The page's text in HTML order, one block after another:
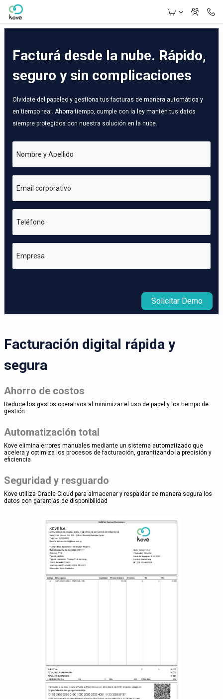
Skip to Main Content
Facturá desde la nube. Rápido,
seguro y sin complicaciones
Olvidate del papeleo y gestiona tus facturas de manera automática y
en tiempo real. Ahorra tiempo, cumple con la ley mantén tus datos
siempre protegidos con nuestra solución en la nube.
Nombre y Apellido
Email corporativo
Teléfono
Empresa
Solicitar Demo
Facturación digital rápida y
segura
Ahorro de costos
Reduce los gastos operativos al minimizar el uso de papel y los tiempo de
gestión
Automatización total
Kove elimina errores manuales mediante un sistema automatizado que
acelera y optimiza los procesos de facturación, garantizando la precisión y
eficiencia
Seguridad y resguardo
Kove utiliza Oracle Cloud para almacenar y respaldar de manera segura los
datos con garantías de disponibilidad